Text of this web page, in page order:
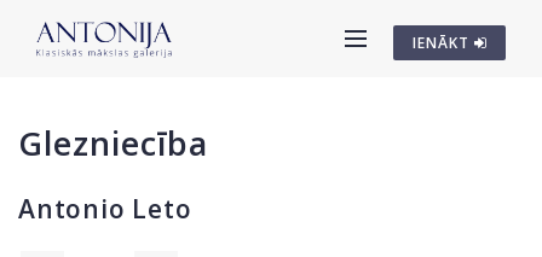
IENĀKT
Glezniecība
Antonio Leto